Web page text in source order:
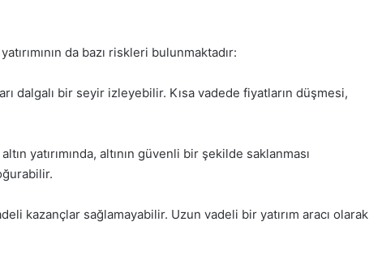
da bazı riskleri bulunmaktadır:
dalgalı bir seyir izleyebilir. Kısa vadede fiyatların düşmesi,
yatırımında, altının güvenli bir şekilde saklanması
kazançlar sağlamayabilir. Uzun vadeli bir yatırım aracı olarak